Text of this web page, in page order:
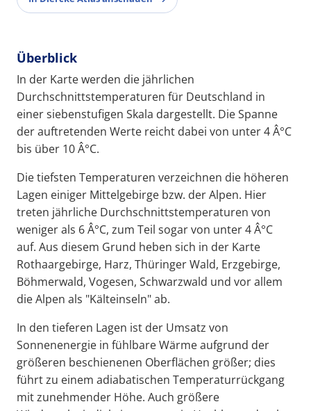
Überblick
In der Karte werden die jährlichen
Durchschnittstemperaturen für Deutschland in
einer siebenstufigen Skala dargestellt. Die Spanne
der auftretenden Werte reicht dabei von unter 4 Â°C
bis über 10 Â°C.
Die tiefsten Temperaturen verzeichnen die höheren
Lagen einiger Mittelgebirge bzw. der Alpen. Hier
treten jährliche Durchschnittstemperaturen von
weniger als 6 Â°C, zum Teil sogar von unter 4 Â°C
auf. Aus diesem Grund heben sich in der Karte
Rothaargebirge, Harz, Thüringer Wald, Erzgebirge,
Böhmerwald, Vogesen, Schwarzwald und vor allem
die Alpen als "Kälteinseln" ab.
In den tieferen Lagen ist der Umsatz von
Sonnenenergie in fühlbare Wärme aufgrund der
größeren beschienenen Oberflächen größer; dies
führt zu einem adiabatischen Temperaturrückgang
mit zunehmender Höhe. Auch größere